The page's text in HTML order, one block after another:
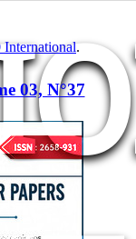
International.
03, N°37